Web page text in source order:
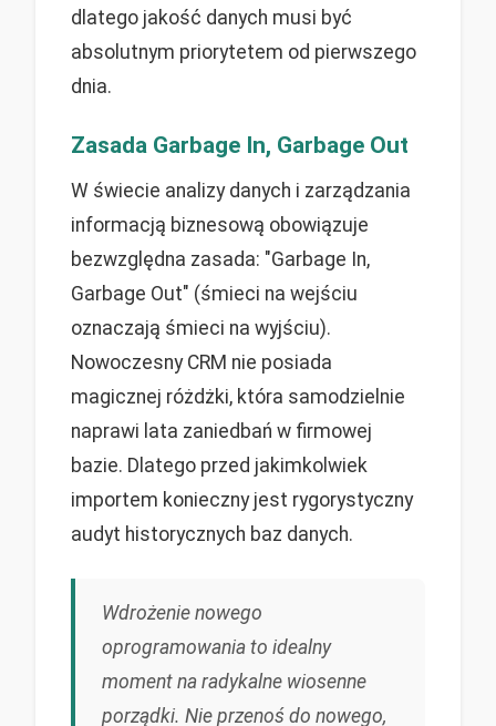
dlatego jakość danych musi być
absolutnym priorytetem od pierwszego
dnia.
Zasada Garbage In, Garbage Out
W świecie analizy danych i zarządzania
informacją biznesową obowiązuje
bezwzględna zasada: "Garbage In,
Garbage Out" (śmieci na wejściu
oznaczają śmieci na wyjściu).
Nowoczesny CRM nie posiada
magicznej różdżki, która samodzielnie
naprawi lata zaniedbań w firmowej
bazie. Dlatego przed jakimkolwiek
importem konieczny jest rygorystyczny
audyt historycznych baz danych.
Wdrożenie nowego
oprogramowania to idealny
moment na radykalne wiosenne
porządki. Nie przenoś do nowego,